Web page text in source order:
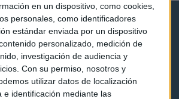
en un dispositivo, como cookies,
personales, como identificadores
estándar enviada por un dispositivo
personalizado, medición de
investigación de audiencia y
Con su permiso, nosotros y
utilizar datos de localización
e identificación mediante las
Capital Radio